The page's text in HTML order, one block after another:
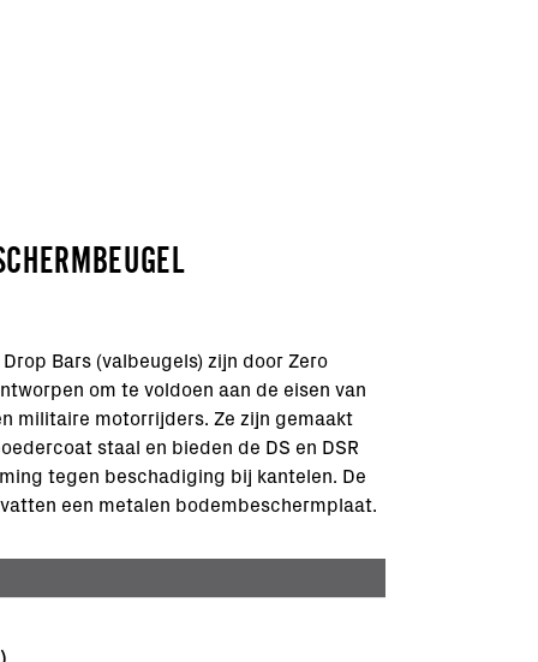
Drop Bars (valbeugels) zijn door Zero
om te voldoen aan de eisen van
militaire motorrijders. Ze zijn gemaakt
staal en bieden de DS en DSR
tegen beschadiging bij kantelen. De
een metalen bodembeschermplaat.